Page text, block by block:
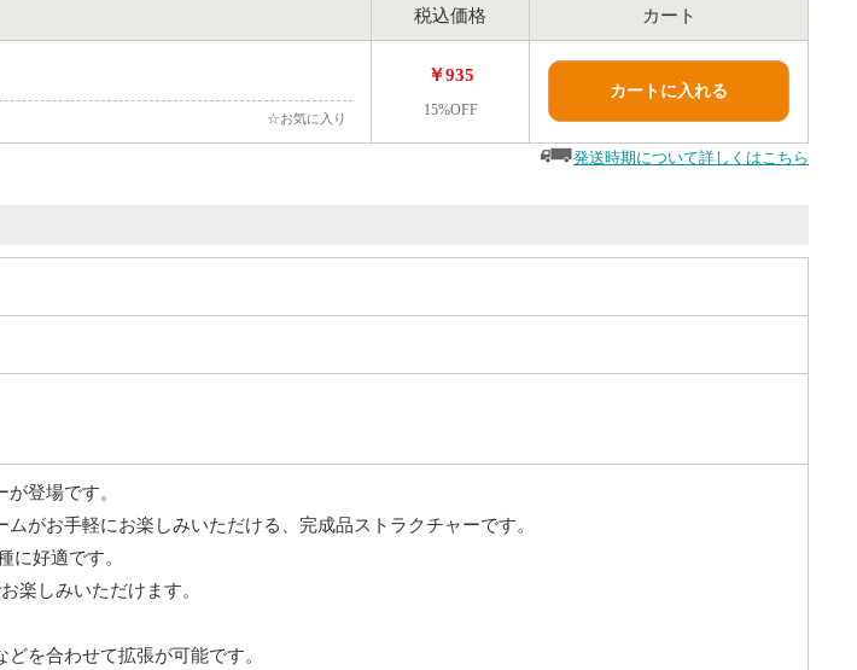
税込価格 カート
☆お気に入り
￥935
15%OFF
カートに入れる
発送時期について詳しくはこちら
登場です。
がお手軽にお楽しみいただける、完成品ストラクチャーです。
に好適です。
楽しみいただけます。
を合わせて拡張が可能です。